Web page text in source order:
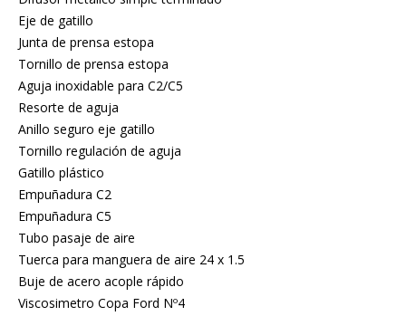
Eje de gatillo
Junta de prensa estopa
Tornillo de prensa estopa
Aguja inoxidable para C2/C5
Resorte de aguja
Anillo seguro eje gatillo
Tornillo regulación de aguja
Gatillo plástico
Empuñadura C2
Empuñadura C5
Tubo pasaje de aire
Tuerca para manguera de aire 24 x 1.5
Buje de acero acople rápido
Viscosimetro Copa Ford Nº4